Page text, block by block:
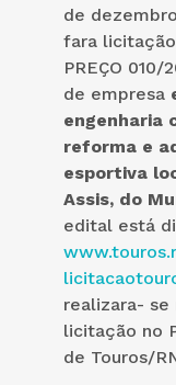
de
fara
PREÇO 010/
de empresa
engenharia
reforma e
esportiva
Assis, do
edital está
realizara- se
licitação no
de Touros/